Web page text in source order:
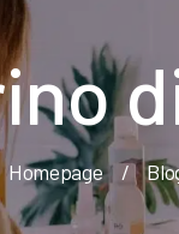
Homepage /